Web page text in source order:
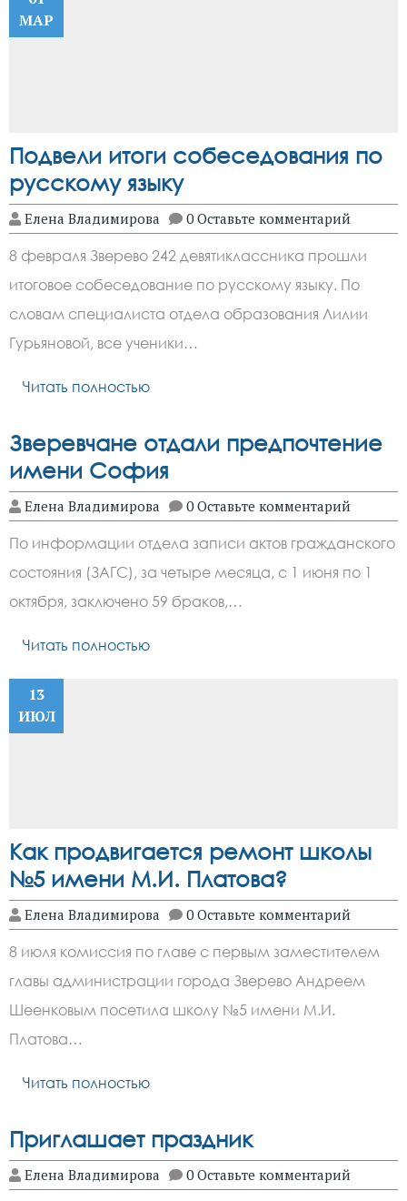
МАР
Подвели итоги собеседования по
русскому языку
Елена Владимирова 0 Оставьте комментарий
8 февраля Зверево 242 девятиклассника прошли
итоговое собеседование по русскому языку. По
словам специалиста отдела образования Лилии
Гурьяновой, все ученики…
Читать полностью
Зверевчане отдали предпочтение
имени София
Елена Владимирова 0 Оставьте комментарий
По информации отдела записи актов гражданского
состояния (ЗАГС), за четыре месяца, с 1 июня по 1
октября, заключено 59 браков,…
Читать полностью
13
ИЮЛ
Как продвигается ремонт школы
№5 имени М.И. Платова?
Елена Владимирова 0 Оставьте комментарий
8 июля комиссия по главе с первым заместителем
главы администрации города Зверево Андреем
Шеенковым посетила школу №5 имени М.И.
Платова…
Читать полностью
Приглашает праздник
Елена Владимирова 0 Оставьте комментарий